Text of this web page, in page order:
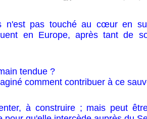
n'est pas touché au cœur en
en Europe, après tant de
tendue ?
comment contribuer à ce
à construire ; mais peut